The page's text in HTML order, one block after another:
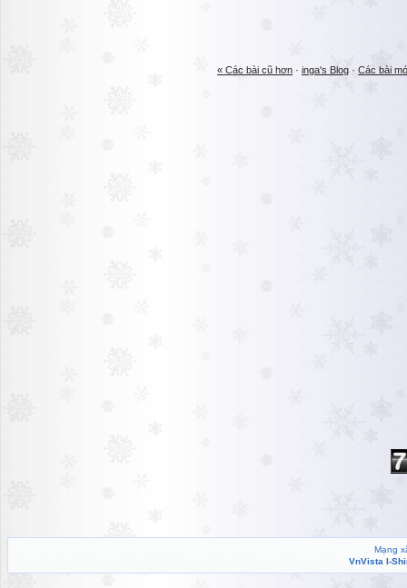
« Các bài cũ hơn · inga's Blog · Các bài
Mạng
VnVista I-